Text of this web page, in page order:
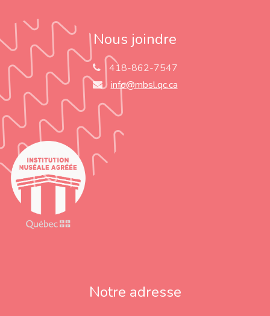
Nous joindre
418-862-7547
info@mbsl.qc.ca
Notre adresse